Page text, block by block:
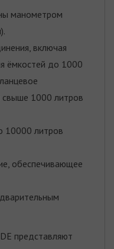
манометром
включая
ёмкостей до 1000
свыше 1000 литров
10000 литров
обеспечивающее
представляют